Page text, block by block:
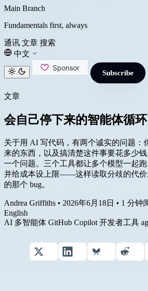
Main Branch
Fundamentals first, always
通讯 文章 搜索
中文
Subscribe
文章
会自己停下来的智能体循环
关于用 AI 写代码，有两个诚实的问题：
来的东西，以及搞清楚这件事要花多少
一个问题。三个工具都让多个模型一起跑
并给成本设上限——这样读取分歧的代价
的那个 bug。
Andrea Griffiths • 2026年6月18日 • 1 分钟
English
AI 多智能体 GitHub Copilot 开发者工具